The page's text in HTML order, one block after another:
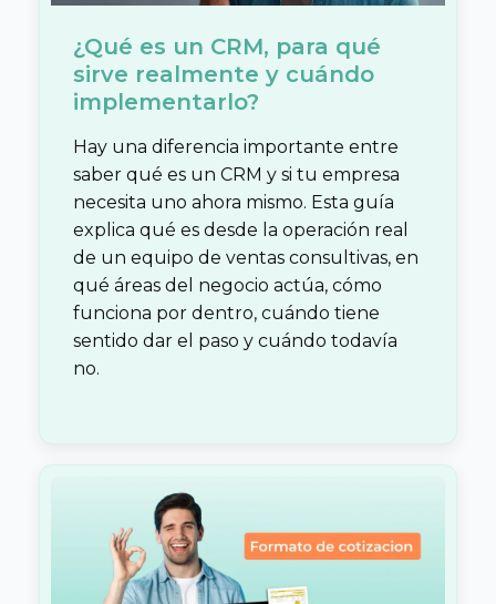
¿Qué es un CRM, para qué
sirve realmente y cuándo
implementarlo?
Hay una diferencia importante entre
saber qué es un CRM y si tu empresa
necesita uno ahora mismo. Esta guía
explica qué es desde la operación real
de un equipo de ventas consultivas, en
qué áreas del negocio actúa, cómo
funciona por dentro, cuándo tiene
sentido dar el paso y cuándo todavía
no.